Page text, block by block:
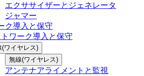
エクササイザーとジェネレータ
ジャマー
ク導入と保守
ワーク導入と保守
(ワイヤレス)
無線(ワイヤレス)
アンテナアライメントと監視